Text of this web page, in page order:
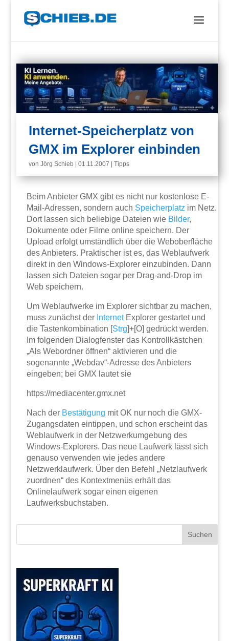
Internet-Speicherplatz von
GMX im Explorer einbinden
vonJörg Schieb |01.11.2007 |Tipps
Beim Anbieter GMX gibt es nicht nur kostenlose E-
Mail-Adressen, sondern auch Speicherplatz im Netz.
Dort lassen sich beliebige Dateien wie Bilder,
Dokumente oder Filme online speichern. Der
Upload erfolgt umständlich über die Weboberfläche
des Anbieters. Praktischer ist es, das Weblaufwerk
direkt in den Windows-Explorer einzubinden. Dann
lassen sich Dateien sogar per Drag-and-Drop im
Web speichern.
Um Weblaufwerke im Explorer sichtbar zu machen,
muss zunächst der InternetExplorer gestartet und
die Tastenkombination [ Strg ]+[O] gedrückt werden.
Im folgenden Dialogfenster das Kontrollkästchen
„Als Webordner öffnen“ aktivieren und die
sogenannte „Webdav“-Adresse des Anbieters
eingeben; bei GMX lautet sie
https://mediacenter.gmx.net
Nach der Bestätigung mit OK nur noch die GMX-
Zugangsdaten eintippen, und schon erscheint das
Weblaufwerk in der Netzwerkumgebung des
Windows-Explorers. Das neue Laufwerk lässt sich
genauso verwenden wie jedes andere
Netzwerklaufwerk. Über den Befehl „Netzlaufwerk
zuordnen“ des Kontextmenüs erhält das
Onlinelaufwerk sogar einen eigenen
Laufwerksbuchstaben.